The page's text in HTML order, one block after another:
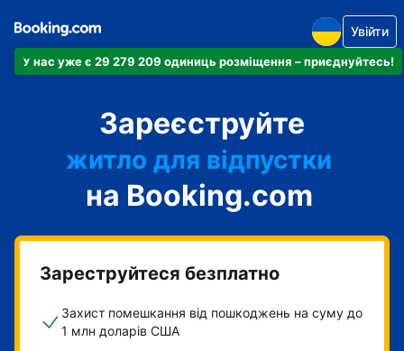
У нас уже є 29 279 209 одиниць розміщення – приєднуйтесь!
Увійти
Зареєструйте
готель
житло для відпустки
гостьовий будинок
готель типу "ліжко і
сніданок"
на Booking.com
Зареструйтеся безплатно
Захист помешкання від пошкоджень на суму до
1 млн доларів США